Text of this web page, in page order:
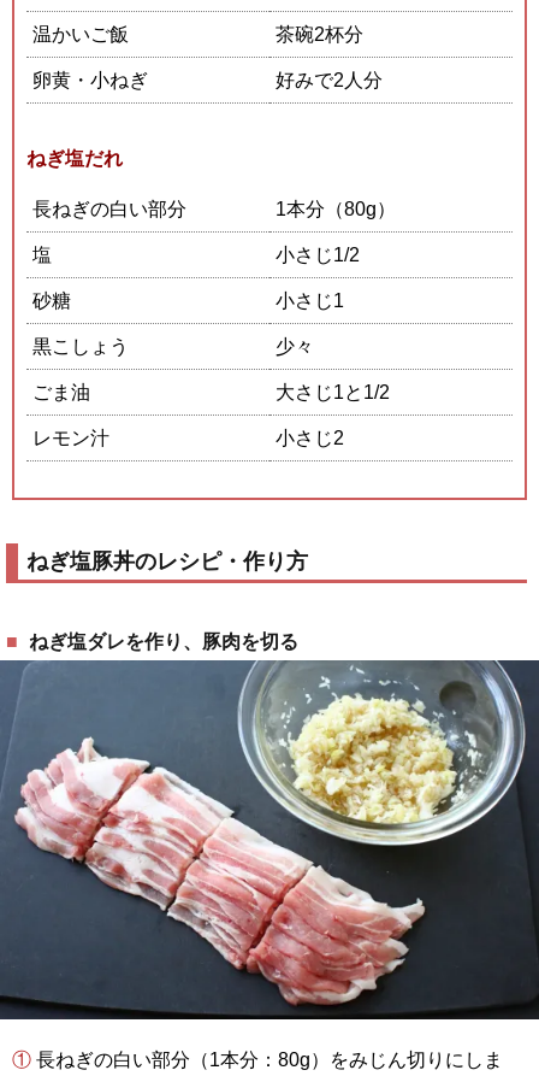
温かいご飯 茶碗2杯分
卵黄・小ねぎ 好みで2人分
ねぎ塩だれ
長ねぎの白い部分 1本分（80g）
塩 小さじ1/2
砂糖 小さじ1
黒こしょう 少々
ごま油 大さじ1と1/2
レモン汁 小さじ2
ねぎ塩豚丼のレシピ・作り方
ねぎ塩ダレを作り、豚肉を切る
① 長ねぎの白い部分（1本分：80g）をみじん切りにしま